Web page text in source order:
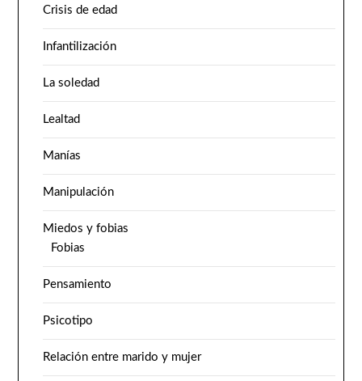
Crisis de edad
Infantilización
La soledad
Lealtad
Manías
Manipulación
Miedos y fobias
Fobias
Pensamiento
Psicotipo
Relación entre marido y mujer